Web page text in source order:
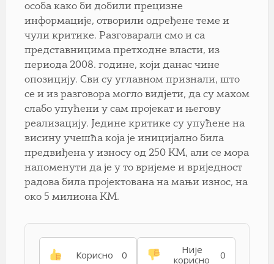
особа како би добили прецизне
информације, отворили одређене теме и
чули критике. Разговарали смо и са
представницима претходне власти, из
периода 2008. године, који данас чине
опозицију. Сви су углавном признали, што
се и из разговора могло видјети, да су махом
слабо упућени у сам пројекат и његову
реализацију. Једине критике су упућене на
висину учешћа која је иницијално била
предвиђена у износу од 250 КМ, али се мора
напоменути да је у то вријеме и вриједност
радова била пројектована на мањи износ, на
око 5 милиона КМ.
Корисно 0
Није
корисно
0